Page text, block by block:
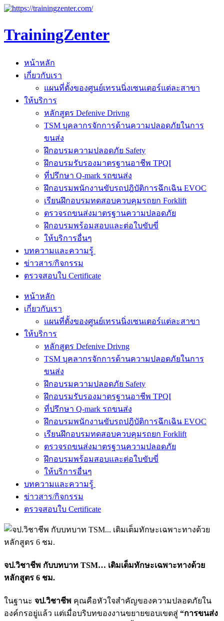
TrainingZenter
หน้าหลัก
เกี่ยวกับเรา
แผนที่ตั้งของศูนย์เทรนนิ่งเซนเตอร์แต่ละสาขา
ให้บริการ
หลักสูตร Defenive Drivng
TSM บุคลากรจักการด้านความปลอดภัยในการ
ขนส่ง
ฝึกอบรมความปลอดภัย Safety
ฝึกอบรมรับรองมาตรฐานอาชีพ TPQI
ที่ปรึกษา Q-mark รถขนส่ง
ฝึกอบรมพนักงานขับรถปฎิบัติการฉึกเฉิน EVOC
เรียนฝึกอบรมทดสอบควบคุมรถยก Forklift
ตรวจรถขนส่งมาตรฐานความปลอดภัย
ฝึกอบรมพร้อมสอบและต่อใบขับขี่
ให้บริการอื่นๆ
บทความและความรู้
ข่าวสาร/กิจกรรม
ตรวจสอบใบ Certificate
หน้าหลัก
เกี่ยวกับเรา
แผนที่ตั้งของศูนย์เทรนนิ่งเซนเตอร์แต่ละสาขา
ให้บริการ
หลักสูตร Defenive Drivng
TSM บุคลากรจักการด้านความปลอดภัยในการ
ขนส่ง
ฝึกอบรมความปลอดภัย Safety
ฝึกอบรมรับรองมาตรฐานอาชีพ TPQI
ที่ปรึกษา Q-mark รถขนส่ง
ฝึกอบรมพนักงานขับรถปฎิบัติการฉึกเฉิน EVOC
เรียนฝึกอบรมทดสอบควบคุมรถยก Forklift
ตรวจรถขนส่งมาตรฐานความปลอดภัย
ฝึกอบรมพร้อมสอบและต่อใบขับขี่
ให้บริการอื่นๆ
บทความและความรู้
ข่าวสาร/กิจกรรม
ตรวจสอบใบ Certificate
จป.วิชาชีพ กับบทบาท TSM… เติมเต็มทักษะเฉพาะทางด้วย
หลักสูตร 6 ชม.
ในฐานะ จป.วิชาชีพ คุณคือหัวใจสำคัญของความปลอดภัยใน
องค์กรอยู่แล้ว แต่เมื่อบริบทของงานขยายขอบเขตสู่ “การขนส่ง